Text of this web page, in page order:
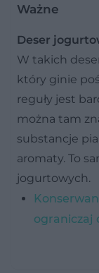
Ważne
Deser
W takich
który ginie
reguły jest
można tam
substancje
aromaty. To
jogurtowych.
ograniczaj